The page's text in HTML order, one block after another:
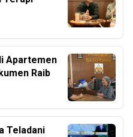
Apartemen
Raib
Teladani